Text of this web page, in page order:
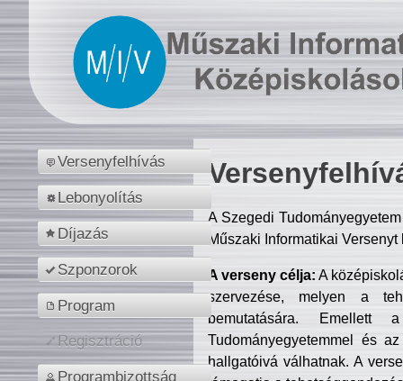
Versenyfelhívás
Lebonyolítás
Díjazás
Szponzorok
Program
Regisztráció
Programbizottság
A Szegedi
Műszaki Informatikai
A verseny célja: A
szervezése, melyen a
bemutatására. Emellett
Tudományegyetemmel és
hallgatóivá válhatnak. A